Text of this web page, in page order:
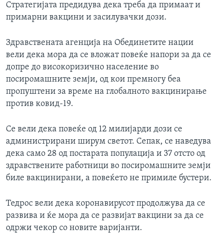
Стратегијата предидува дека треба да примаат и
примарни вакцини и засилувачки дози.
Здравствената агенција на Обединетите нации
вели дека мора да се вложат повеќе напори за да се
допре до високоризично население во
посиромашните земји, од кои премногу беа
пропуштени за време на глобалното вакцинирање
против ковид-19.
Се вели дека повеќе од 12 милијарди дози се
администрирани ширум светот. Сепак, се наведува
дека само 28 од постарата популација и 37 отсто од
здравствените работници во посиромашните земји
биле вакцинирани, а повеќето не примиле бустери.
Тедрос вели дека коронавирусот продолжува да се
развива и ќе мора да се развијат вакцини за да се
одржи чекор со новите варијанти.